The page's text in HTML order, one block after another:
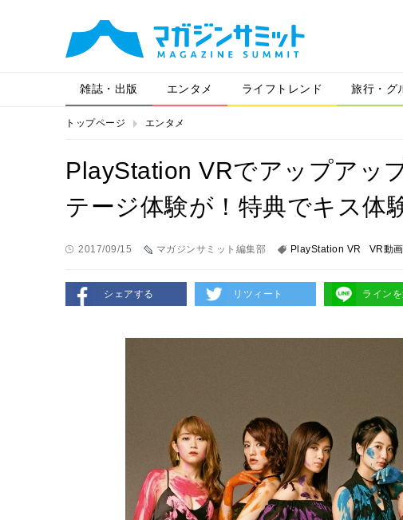
雑誌・出版 エンタメ ライフトレンド 旅行・グ
トップページ エンタメ
PlayStation VRでアップアッ
テージ体験が！特典でキス体
2017/09/15 マガジンサミット編集部 PlayStation VR VR動画
シェアする リツィート ライン